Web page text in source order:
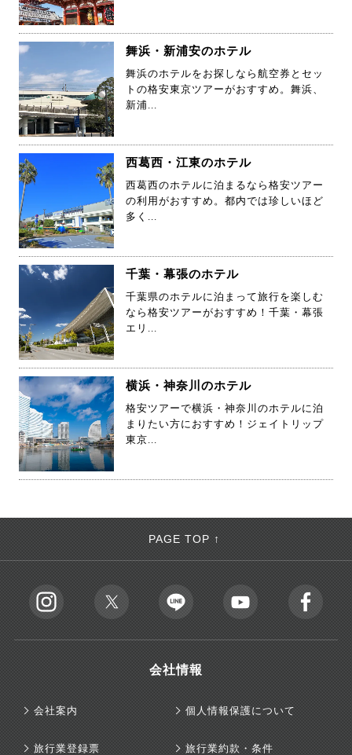
舞浜・新浦安のホテル
舞浜のホテルをお探しなら航空券とセッ
トの格安東京ツアーがおすすめ。舞浜、
新浦...
西葛西・江東のホテル
西葛西のホテルに泊まるなら格安ツアー
の利用がおすすめ。都内では珍しいほど
多く...
千葉・幕張のホテル
千葉県のホテルに泊まって旅行を楽しむ
なら格安ツアーがおすすめ！千葉・幕張
エリ...
横浜・神奈川のホテル
格安ツアーで横浜・神奈川のホテルに泊
まりたい方におすすめ！ジェイトリップ
東京...
PAGE TOP ↑
会社情報
会社案内 個人情報保護について
旅行業登録票 旅行業約款・条件